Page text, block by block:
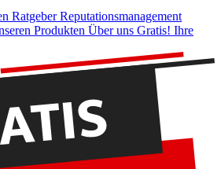
Ratgeber Reputationsmanagement
Produkten Über uns Gratis! Ihre